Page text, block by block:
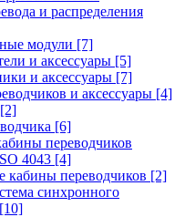
и распределения
модули [7]
и аксессуары [5]
и аксессуары [7]
и аксессуары [4]
[2]
[6]
переводчиков
4043 [4]
кабины переводчиков [2]
синхронного
[10]